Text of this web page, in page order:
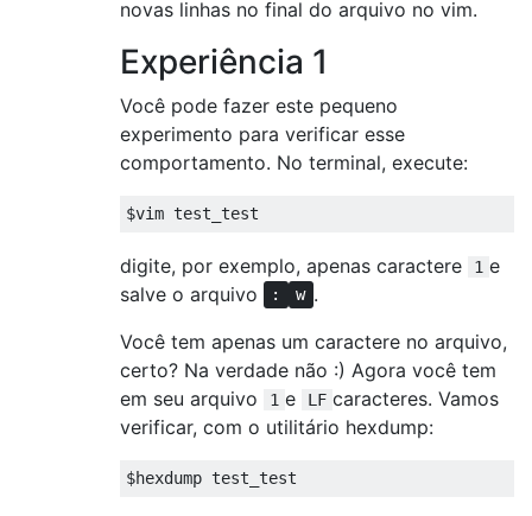
novas linhas no final do arquivo no vim.
Experiência 1
Você pode fazer este pequeno
experimento para verificar esse
comportamento. No terminal, execute:
digite, por exemplo, apenas caractere 1 e
salve o arquivo
: w .
Você tem apenas um caractere no arquivo,
certo? Na verdade não :) Agora você tem
em seu arquivo
1 e LF caracteres. Vamos
verificar, com o utilitário hexdump: